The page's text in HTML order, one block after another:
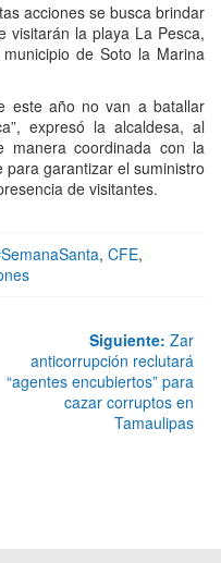
acciones se busca brindar
visitarán la playa La Pesca,
de Soto la Marina
este año no van a batallar
expresó la alcaldesa, al
manera coordinada con la
garantizar el suministro
de visitantes.
, CFE,
Siguiente: Zar
anticorrupción reclutará
“agentes encubiertos” para
cazar corruptos en
Tamaulipas